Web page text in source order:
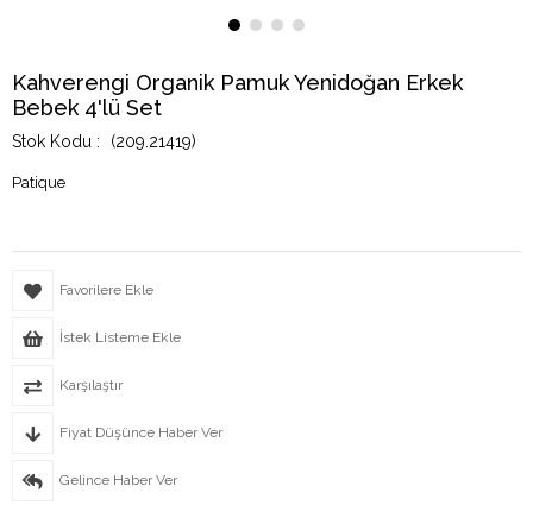
Kahverengi Organik Pamuk Yenidoğan Erkek
Bebek 4'lü Set
(209.21419)
Patique
Favorilere Ekle
İstek Listeme Ekle
Karşılaştır
Fiyat Düşünce Haber Ver
Gelince Haber Ver